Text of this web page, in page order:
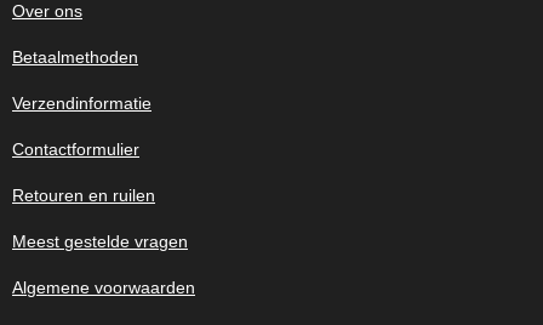
Over ons
Betaalmethoden
Verzendinformatie
Contactformulier
Retouren en ruilen
Meest gestelde vragen
Algemene voorwaarden